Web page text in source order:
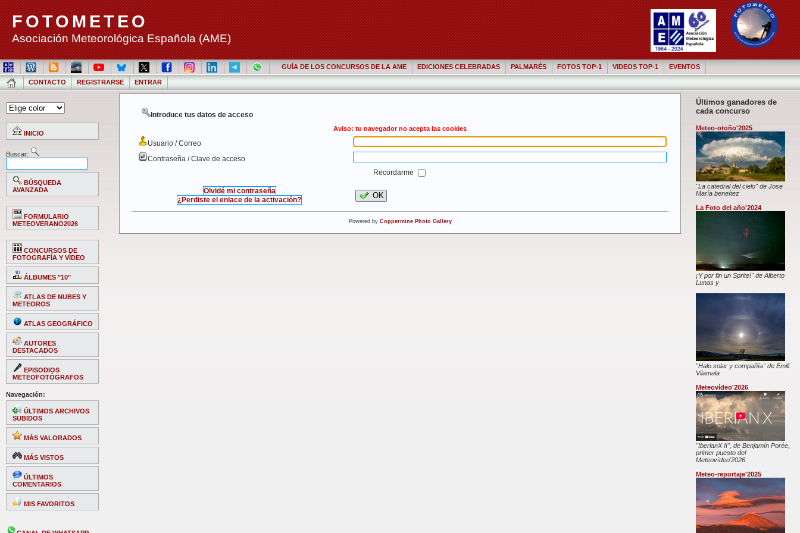
FOTOMETEO
Asociación Meteorológica Española (AME)
GUÍA DE LOS CONCURSOS DE LA AME EDICIONES CELEBRADAS PALMARÉS FOTOS TOP-1 VIDEOS TOP-1 EVENTOS
CONTACTO REGISTRARSE ENTRAR
INICIO
Buscar:
BÚSQUEDA
AVANZADA
FORMULARIO
METEOVERANO2026
CONCURSOS DE
FOTOGRAFÍA Y VÍDEO
ÁLBUMES "10"
ATLAS DE NUBES Y
METEOROS
ATLAS GEOGRÁFICO
AUTORES
DESTACADOS
EPISODIOS
METEOFOTÓGRAFOS
Navegación:
ÚLTIMOS ARCHIVOS
SUBIDOS
MÁS VALORADOS
MÁS VISTOS
ÚLTIMOS
COMENTARIOS
MIS FAVORITOS
Últimos ganadores de
cada concurso
Meteo-otoño'2025
"La catedral del cielo" de Jose
María beneítez
La Foto del año'2024
¡Y por fin un Sprite!" de Alberto
Lunas y
"Halo solar y compañía" de Emili
Vilamala
Meteovídeo'2026
"IberianX II", de Benjamín Porée,
primer puesto del
Meteovídeo'2026
Meteo-reportaje'2025
Introduce tus datos de acceso
Aviso: tu navegador no acepta las cookies
Usuario / Correo
Contraseña / Clave de acceso
Recordarme
Olvidé mi contraseña
¿Perdiste el enlace de la activación?
OK
Powered by Coppermine Photo Gallery